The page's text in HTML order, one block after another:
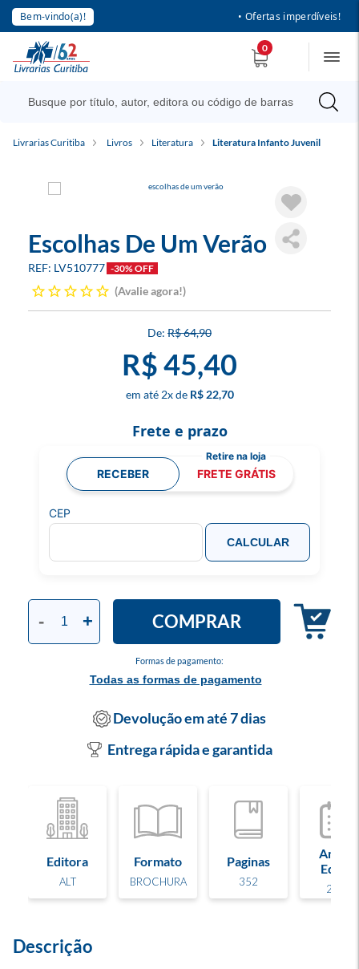
Bem-vindo(a)! • Ofertas imperdíveis!
0
Livrarias Curitiba Livros Literatura Literatura Infanto Juvenil
Escolhas De Um Verão
LV510777 -30% OFF
Avalie agora!
R$ 64,90
R$ 45,40
2x R$ 22,70
Formas de pagamento:
Todas as formas de pagamento
- + COMPRAR
Frete e prazo
RECEBER FRETE GRÁTIS
CEP
CALCULAR
Devolução em até 7 dias
Entrega rápida e garantida
Editora
ALT
Formato
BROCHURA
Paginas
352
Ano de
Edição
2023
Descrição